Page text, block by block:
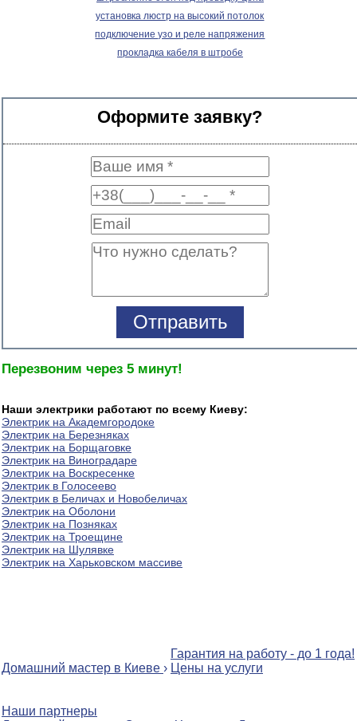
установка люстр на высокий потолок
подключение узо и реле напряжения
прокладка кабеля в штробе
Оформите заявку?
Перезвоним через 5 минут!
Наши электрики работают по всему Киеву:
Электрик на Академгородоке
Электрик на Березняках
Электрик на Борщаговке
Электрик на Виноградаре
Электрик на Воскресенке
Электрик в Голосеево
Электрик в Беличах и Новобеличах
Электрик на Оболони
Электрик на Позняках
Электрик на Троещине
Электрик на Шулявке
Электрик на Харьковском массиве
Домашний мастер в Киеве ›
Гарантия на работу - до 1 года!
Цены на услуги
Наши партнеры